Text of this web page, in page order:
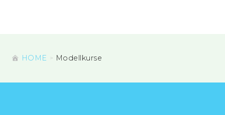
HOME Modellkurse